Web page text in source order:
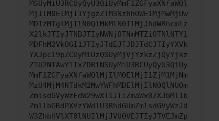
MSUyMiU3RCUyQyU3QiUyMmF1ZGFyaXNfaWQl
MjIlM0ElMjI1YjgzZTM3NzhhOWE1MjMwMjUw
MDIzMTglMjIlN0QlMkMlN0IlMjJhdWRhcmlz
X2lkJTIyJTNBJTIyNWNjOTNmMTZiOTNlNTY1
MDFhM2VkOGI1JTIyJTdEJTJDJTdCJTIyYXVk
YXJpc19pZCUyMiUzQSUyMjVjYzkzZjQyYjkz
ZTU2NTAwYTIxZDRiNSUyMiU3RCUyQyU3QiUy
MmF1ZGFyaXNfaWQlMjIlM0ElMjI1ZjM1MjNm
MzU4MjM4NTdkM2MwYWFhMDElMjIlN0QlNUQm
ZmlsdGVyWzFdW29wXT1JTiZmaWx0ZXJbMl1b
ZmllbGRdPXVzYWdlU3RhdGUmZmlsdGVyWzJd
W3ZhbHVlXT0lNUIlMjJVU0VEJTIyJTVEJmZp